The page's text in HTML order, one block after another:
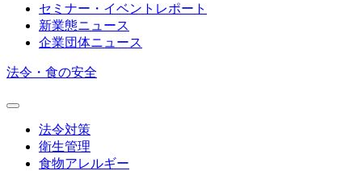
セミナー・イベントレポート
新業態ニュース
企業団体ニュース
法令・食の安全
法令対策
衛生管理
食物アレルギー